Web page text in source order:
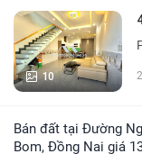
10
Bán đất tại Đường Nguyễn Hoàng, Xã Sông Trầu, Huyện Trảng
Bom, Đồng Nai giá